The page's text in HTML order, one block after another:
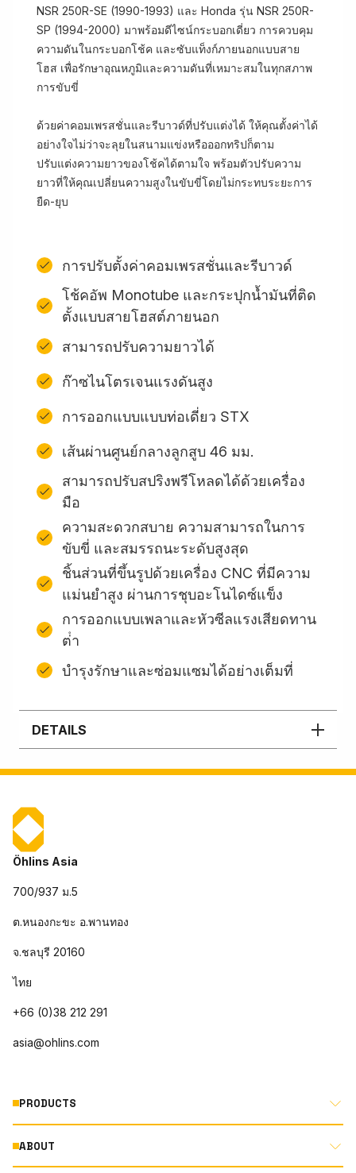
NSR 250R-SE (1990-1993) และ Honda รุ่น NSR 250R-
SP (1994-2000) มาพร้อมดีไซน์กระบอกเดี่ยว การควบคุม
ความดันในกระบอกโช้ค และซับแท็งก์ภายนอกแบบสาย
โฮส เพื่อรักษาอุณหภูมิและความดันที่เหมาะสมในทุกสภาพ
การขับขี่
ด้วยค่าคอมเพรสชั่นและรีบาวด์ที่ปรับแต่งได้ ให้คุณตั้งค่าได้
อย่างใจไม่ว่าจะลุยในสนามแข่งหรือออกทริปก็ตาม
ปรับแต่งความยาวของโช้คได้ตามใจ พร้อมตัวปรับความ
ยาวที่ให้คุณเปลี่ยนความสูงในขับขี่โดยไม่กระทบระยะการ
ยืด-ยุบ
การปรับตั้งค่าคอมเพรสชั่นและรีบาวด์
โช้คอัพ Monotube และกระปุกน้ำมันที่ติด
ตั้งแบบสายโฮสต์ภายนอก
สามารถปรับความยาวได้
ก๊าซไนโตรเจนแรงดันสูง
การออกแบบแบบท่อเดี่ยว STX
เส้นผ่านศูนย์กลางลูกสูบ 46 มม.
สามารถปรับสปริงพรีโหลดได้ด้วยเครื่อง
มือ
ความสะดวกสบาย ความสามารถในการ
ขับขี่ และสมรรถนะระดับสูงสุด
ชิ้นส่วนที่ขึ้นรูปด้วยเครื่อง CNC ที่มีความ
แม่นยำสูง ผ่านการชุบอะโนไดซ์แข็ง
การออกแบบเพลาและหัวซีลแรงเสียดทาน
ต่ํา
บํารุงรักษาและซ่อมแซมได้อย่างเต็มที่
DETAILS
Öhlins Asia
700/937 ม.5
ต.หนองกะขะ อ.พานทอง
จ.ชลบุรี 20160
ไทย
+66 (0)38 212 291
asia@ohlins.com
PRODUCTS
MOTORCYCLE
ABOUT